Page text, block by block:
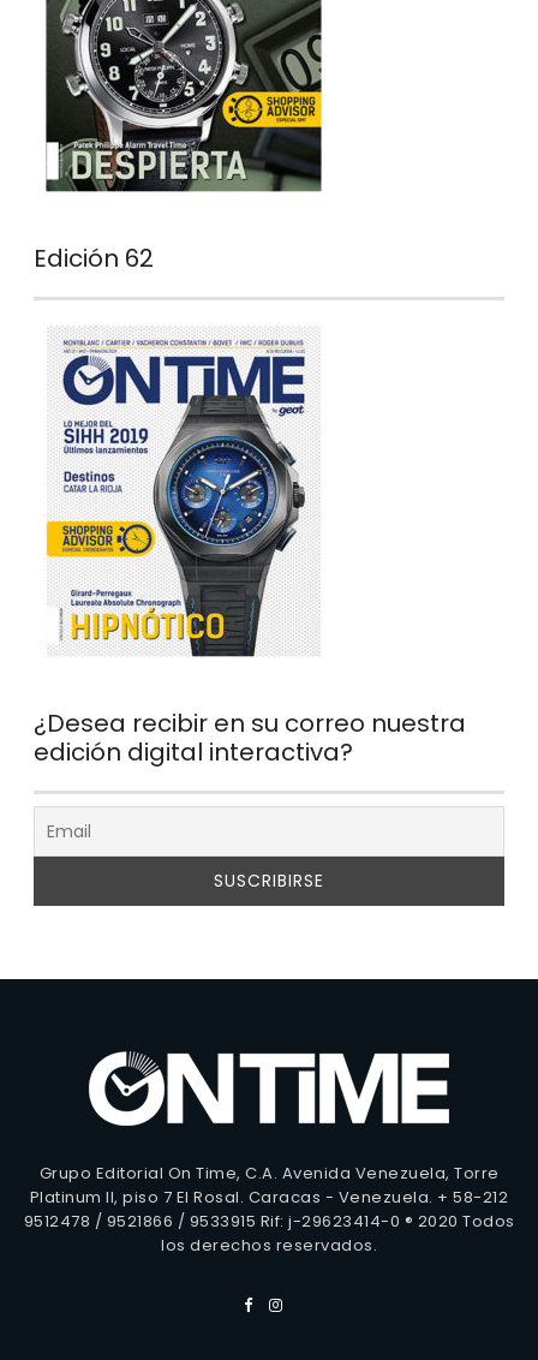
Edición 62
¿Desea recibir en su correo nuestra
edición digital interactiva?
Grupo Editorial On Time, C.A. Avenida Venezuela, Torre
Platinum II, piso 7 El Rosal. Caracas - Venezuela. + 58-212
9512478 / 9521866 / 9533915 Rif: j-29623414-0 ® 2020 Todos
los derechos reservados.